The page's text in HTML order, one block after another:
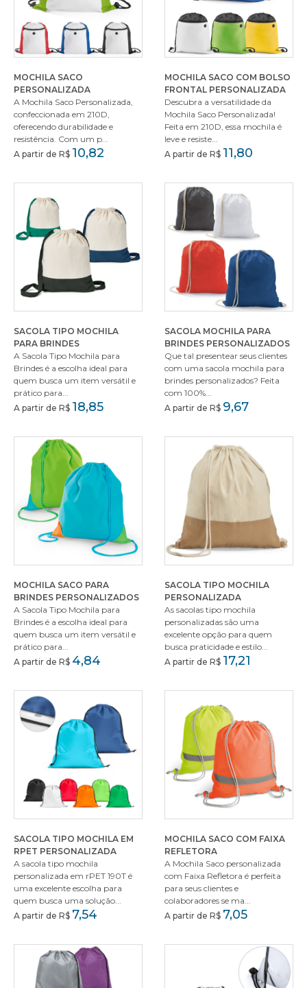
MOCHILA SACO
PERSONALIZADA
A Mochila Saco Personalizada,
confeccionada em 210D,
oferecendo durabilidade e
resistência. Com um p...
A partir de R$ 10,82
MOCHILA SACO COM BOLSO
FRONTAL PERSONALIZADA
Descubra a versatilidade da
Mochila Saco Personalizada!
Feita em 210D, essa mochila é
leve e resiste...
A partir de R$ 11,80
SACOLA TIPO MOCHILA
PARA BRINDES
A Sacola Tipo Mochila para
Brindes é a escolha ideal para
quem busca um item versátil e
prático para...
A partir de R$ 18,85
SACOLA MOCHILA PARA
BRINDES PERSONALIZADOS
Que tal presentear seus clientes
com uma sacola mochila para
brindes personalizados? Feita
com 100%...
A partir de R$ 9,67
MOCHILA SACO PARA
BRINDES PERSONALIZADOS
A Sacola Tipo Mochila para
Brindes é a escolha ideal para
quem busca um item versátil e
prático para...
A partir de R$ 4,84
SACOLA TIPO MOCHILA
PERSONALIZADA
As sacolas tipo mochila
personalizadas são uma
excelente opção para quem
busca praticidade e estilo...
A partir de R$ 17,21
SACOLA TIPO MOCHILA EM
RPET PERSONALIZADA
A sacola tipo mochila
personalizada em rPET 190T é
uma excelente escolha para
quem busca uma solução...
A partir de R$ 7,54
MOCHILA SACO COM FAIXA
REFLETORA
A Mochila Saco personalizada
com Faixa Refletora é perfeita
para seus clientes e
colaboradores se ma...
A partir de R$ 7,05